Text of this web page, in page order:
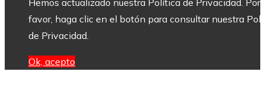
Hemos actualizado nuestra Política de Privacidad. Por
favor, haga clic en el botón para consultar nuestra
de Privacidad.
Ok, acepto